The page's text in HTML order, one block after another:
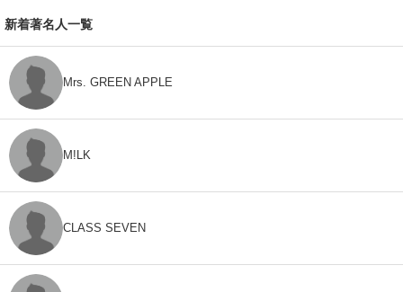
新着著名人一覧
Mrs. GREEN APPLE
M!LK
CLASS SEVEN